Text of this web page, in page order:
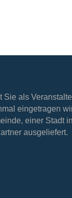
als
eingetragen
einer Stadt
ausgeliefert.